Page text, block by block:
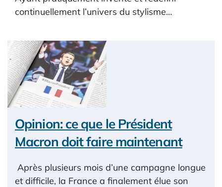
continuellement l’univers du stylisme…
Opinion: ce que le Président
Macron doit faire maintenant
Après plusieurs mois d’une campagne longue
et difficile, la France a finalement élue son